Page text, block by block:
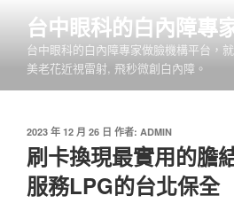
內
台中眼科的白內障專
台中眼科的白內障專家做臉機構平台，
美老花近視雷射, 飛秒微創白內障。
發
佈
於
2023 年 12 月 26 日 作者: ADMIN
刷卡換現最實用的膽
服務LPG的台北保全